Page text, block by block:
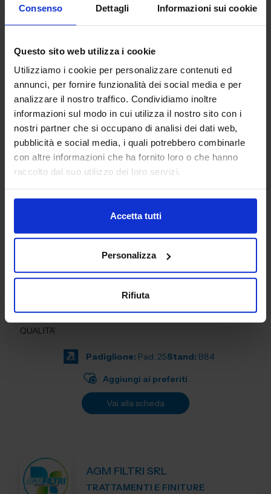
Consenso Dettagli Informazioni sui cookie
Questo sito web utilizza i cookie
Utilizziamo i cookie per personalizzare contenuti ed
annunci, per fornire funzionalità dei social media e per
analizzare il nostro traffico. Condividiamo inoltre
informazioni sul modo in cui utilizza il nostro sito con i
nostri partner che si occupano di analisi dei dati web,
pubblicità e social media, i quali potrebbero combinarle
con altre informazioni che ha fornito loro o che hanno
raccolto dal suo utilizzo dei loro servizi.
Accetta tutti
Personalizza
Rifiuta
TRATTAMENTI E FINITURE
Aerre Lab è un’azienda di alto artigianato tecnologico
partner qualificato per realtà dei settori moda, design,
Unendo tradizione...
Padiglione:Pad. 22Stand: C13
Aggiungi ai preferiti
AFATAC SRL
SUBFORNITURA MECCANICA
QUALITA’
Padiglione: Pad. 25Stand: B84
Aggiungi ai preferiti
Vai alla scheda
AGM FILTRI SRL
TRATTAMENTI E FINITURE